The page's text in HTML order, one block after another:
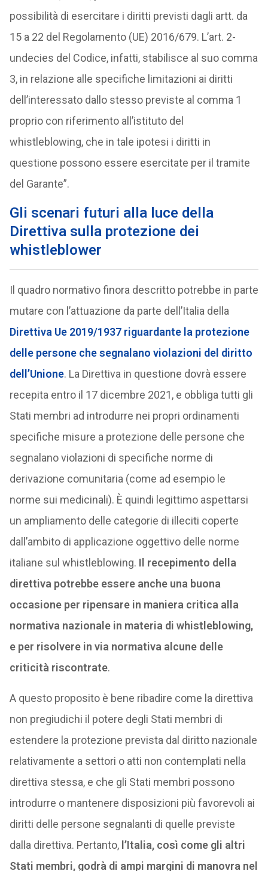
possibilità di esercitare i diritti previsti dagli artt. da
15 a 22 del Regolamento (UE) 2016/679. L’art. 2-
undecies del Codice, infatti, stabilisce al suo comma
3, in relazione alle specifiche limitazioni ai diritti
dell’interessato dallo stesso previste al comma 1
proprio con riferimento all’istituto del
whistleblowing, che in tale ipotesi i diritti in
questione possono essere esercitate per il tramite
del Garante”.
Gli scenari futuri alla luce della
Direttiva sulla protezione dei
whistleblower
Il quadro normativo finora descritto potrebbe in parte
mutare con l’attuazione da parte dell’Italia della
Direttiva Ue 2019/1937 riguardante la protezione
delle persone che segnalano violazioni del diritto
dell’Unione. La Direttiva in questione dovrà essere
recepita entro il 17 dicembre 2021, e obbliga tutti gli
Stati membri ad introdurre nei propri ordinamenti
specifiche misure a protezione delle persone che
segnalano violazioni di specifiche norme di
derivazione comunitaria (come ad esempio le
norme sui medicinali). È quindi legittimo aspettarsi
un ampliamento delle categorie di illeciti coperte
dall’ambito di applicazione oggettivo delle norme
italiane sul whistleblowing. Il recepimento della
direttiva potrebbe essere anche una buona
occasione per ripensare in maniera critica alla
normativa nazionale in materia di whistleblowing,
e per risolvere in via normativa alcune delle
criticità riscontrate.
A questo proposito è bene ribadire come la direttiva
non pregiudichi il potere degli Stati membri di
estendere la protezione prevista dal diritto nazionale
relativamente a settori o atti non contemplati nella
direttiva stessa, e che gli Stati membri possono
introdurre o mantenere disposizioni più favorevoli ai
diritti delle persone segnalanti di quelle previste
dalla direttiva. Pertanto, l’Italia, così come gli altri
Stati membri, godrà di ampi margini di manovra nel